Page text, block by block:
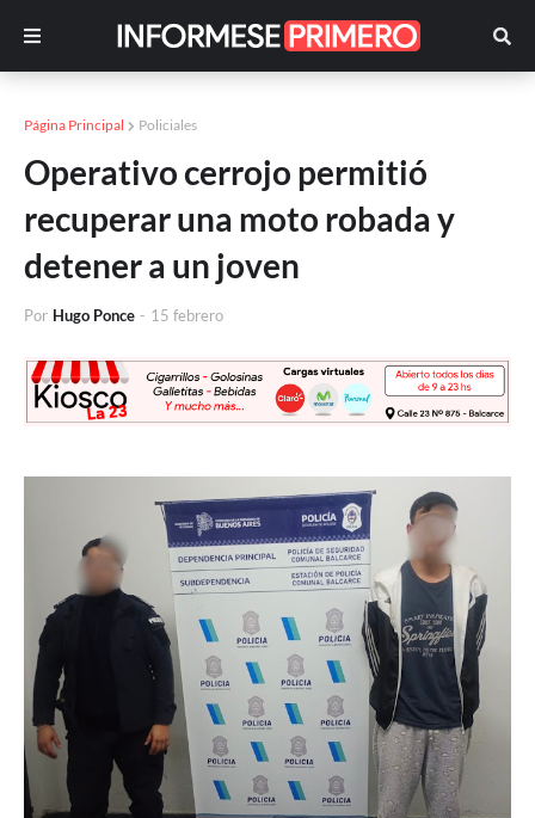
Página Principal Policiales
Operativo cerrojo permitió
recuperar una moto robada y
detener a un joven
Por Hugo Ponce - 15 febrero